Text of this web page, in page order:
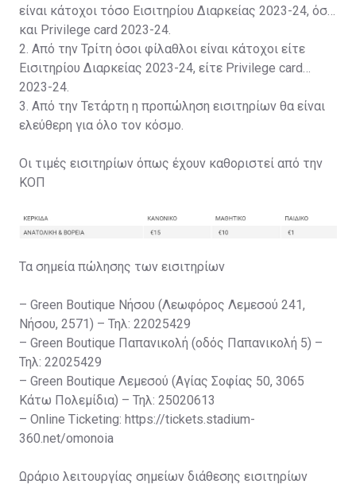
είναι κάτοχοι τόσο Εισιτηρίου Διαρκείας 2023-24, όσο
και Privilege card 2023-24.
2. Από την Τρίτη όσοι φίλαθλοι είναι κάτοχοι είτε
Εισιτηρίου Διαρκείας 2023-24, είτε Privilege card
2023-24.
3. Από την Τετάρτη η προπώληση εισιτηρίων θα είναι
ελεύθερη για όλο τον κόσμο.
Οι τιμές εισιτηρίων όπως έχουν καθοριστεί από την
ΚΟΠ
Τα σημεία πώλησης των εισιτηρίων
– Green Boutique Νήσου (Λεωφόρος Λεμεσού 241,
Νήσου, 2571) – Τηλ: 22025429
– Green Boutique Παπανικολή (οδός Παπανικολή 5) –
Τηλ: 22025429
– Green Boutique Λεμεσού (Αγίας Σοφίας 50, 3065
Κάτω Πολεμίδια) – Τηλ: 25020613
– Online Ticketing: https://tickets.stadium-
360.net/omonoia
Ωράριο λειτουργίας σημείων διάθεσης εισιτηρίων